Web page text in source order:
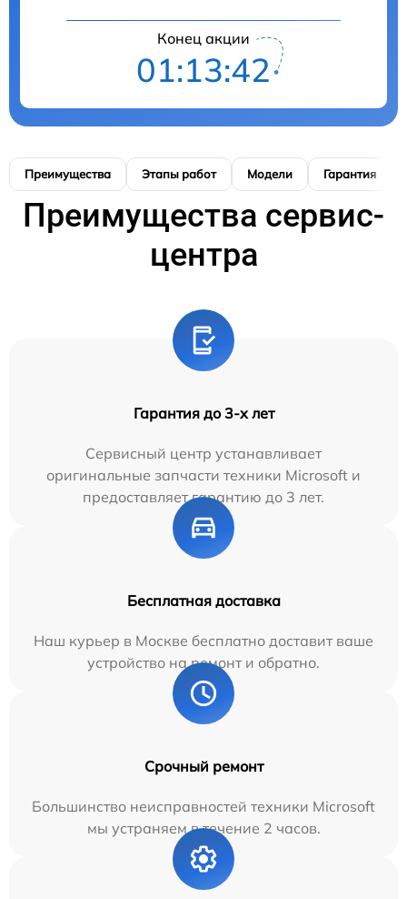
Конец акции
01:13:41
Преимущества Этапы работ Модели Гарантия
Преимущества сервис-
центра
Гарантия до 3-х лет
Сервисный центр устанавливает
оригинальные запчасти техники Microsoft и
предоставляет гарантию до 3 лет.
Бесплатная доставка
Наш курьер в Москве бесплатно доставит ваше
устройство на ремонт и обратно.
Срочный ремонт
Большинство неисправностей техники Microsoft
мы устраняем в течение 2 часов.